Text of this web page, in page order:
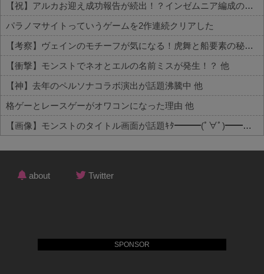
SPONSOR
【祝】アルカお迎え成功報告が続出！？インゼムニア編成の声がコチラ
パラノマサイトっていうゲームを2作連続クリアした
【考察】ヴェインのモチーフが気になる！虎舞と船要素の秘密とは 他
【衝撃】モンストでネオとエルの名前ミスが発生！？ 他
【神】去年のペルソナコラボ演出が話題沸騰中 他
格ゲーとレースゲーがオワコンになった理由 他
【画像】モンストのタイトル画面が話題ｷﾀ━━━(ﾟ∀ﾟ)━━━!! 他
Powered by livedoor 相互RSS
about Twitter